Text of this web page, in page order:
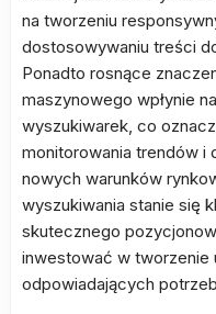
na tworzeniu
dostosowywaniu treści
Ponadto rosnące
maszynowego wpłynie
wyszukiwarek, co
monitorowania trendów i
nowych warunków
wyszukiwania stanie się
skutecznego
inwestować w tworzenie
odpowiadających